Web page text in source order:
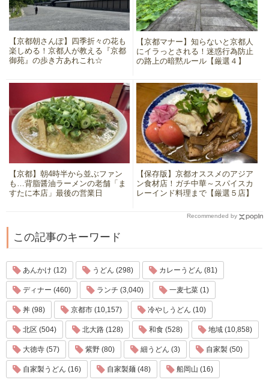
【京都朝さんぽ】四季折々の花も
楽しめる！京都人が教える『京都
御苑』の歩き方あれこれ☆
【京都マナー】知らないと京都人
にイラっとされる！迷惑行為防止
の路上の暗黙ルール【厳選４】
【京都】朝4時半から並ぶファン
も…背脂醤油ラーメンの老舗「ま
すたに本店」最後の営業日
【保存版】京都オススメのアジア
ン食材店！ガチ中華～スパイスカ
レーインド料理まで【厳選５店】
Recommended by
この記事のキーワード
あんかけ (12) うどん (298) カレーうどん (81)
ディナー (460) ランチ (3,040) 一麦七菜 (1)
丼 (98) 京都市 (10,157) 冷やしうどん (10)
北区 (504) 北大路 (128) 和食 (528) 地域 (10,858)
大徳寺 (57) 紫野 (80) 細うどん (3) 自家製 (50)
自家製うどん (16) 自家製麺 (48) 船岡山 (16)